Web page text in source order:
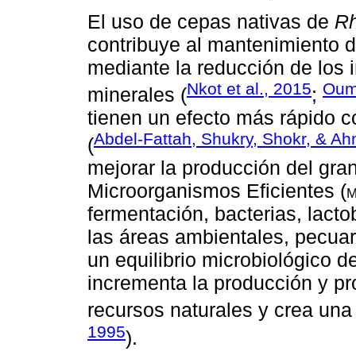
El uso de cepas nativas de
contribuye al mantenimiento
mediante la reducción de los
minerales (Nkot et al., 2015;
tienen un efecto más rápido
(Abdel-Fattah, Shukry, Shokr, &
mejorar la producción del
Microorganismos Eficientes (
fermentación, bacterias,
las áreas ambientales,
un equilibrio microbiológico
incrementa la producción y
recursos naturales y crea
1995).